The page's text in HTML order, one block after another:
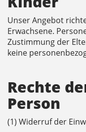
Unser Angebot
Erwachsene.
Zustimmung der
keine
Rechte
Person
(1) Widerruf der